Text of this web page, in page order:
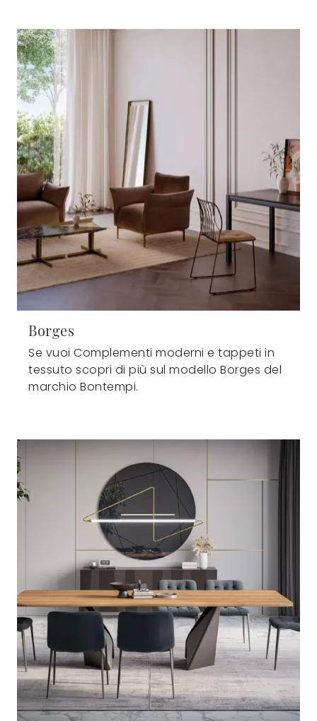
Borges
Se vuoi Complementi moderni e tappeti in
tessuto scopri di più sul modello Borges del
marchio Bontempi.